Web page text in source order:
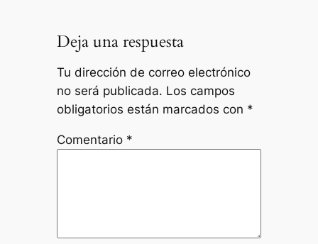
Deja una respuesta
Tu dirección de correo electrónico
no será publicada. Los campos
obligatorios están marcados con *
Comentario *